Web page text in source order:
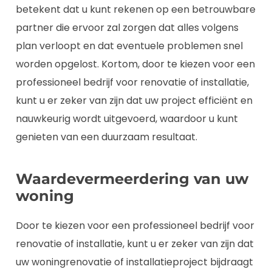
betekent dat u kunt rekenen op een betrouwbare
partner die ervoor zal zorgen dat alles volgens
plan verloopt en dat eventuele problemen snel
worden opgelost. Kortom, door te kiezen voor een
professioneel bedrijf voor renovatie of installatie,
kunt u er zeker van zijn dat uw project efficiënt en
nauwkeurig wordt uitgevoerd, waardoor u kunt
genieten van een duurzaam resultaat.
Waardevermeerdering van uw
woning
Door te kiezen voor een professioneel bedrijf voor
renovatie of installatie, kunt u er zeker van zijn dat
uw woningrenovatie of installatieproject bijdraagt